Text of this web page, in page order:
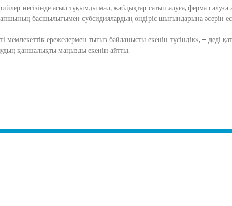
негізінде асыл тұқымды мал, жабдықтар сатып алуға, ферма салуға
басшылығымен субсидиялардың өндіріс шығындарына әсерін
ережелермен тығыз байланысты екенін түсіндік», — деді
қаншалықты маңызды екенін айтты.